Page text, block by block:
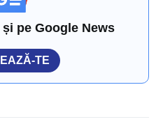
pe Google News
TE